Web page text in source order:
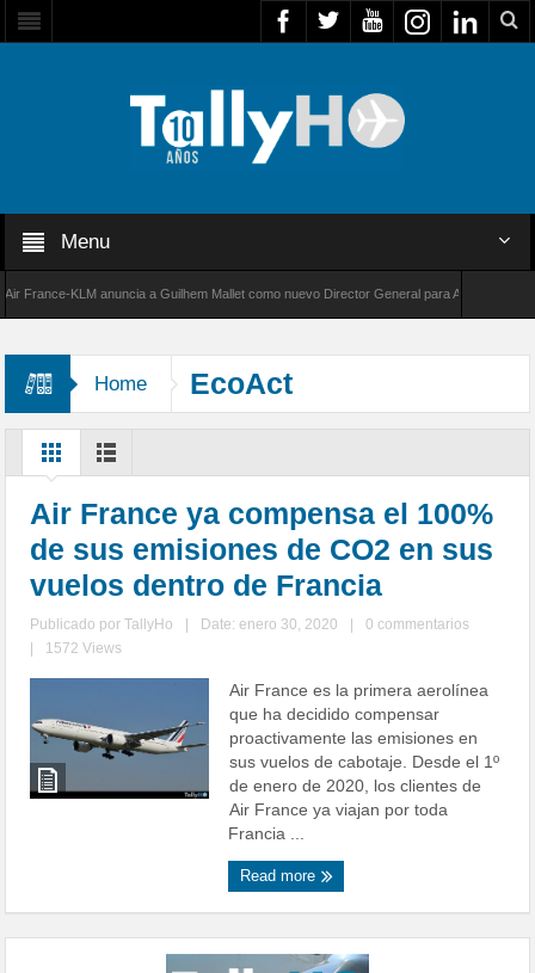
Menu
KLM anuncia a Guilhem Mallet como nuevo Director General para América Latina
Home EcoAct
Air France ya compensa el 100%
de sus emisiones de CO2 en sus
vuelos dentro de Francia
Publicado porTallyHo Date: enero 30, 2020
0 commentarios
1572 Views
Air France es la primera aerolínea
que ha decidido compensar
proactivamente las emisiones en
sus vuelos de cabotaje. Desde el 1º
de enero de 2020, los clientes de
Air France ya viajan por toda
Francia ...
Read more